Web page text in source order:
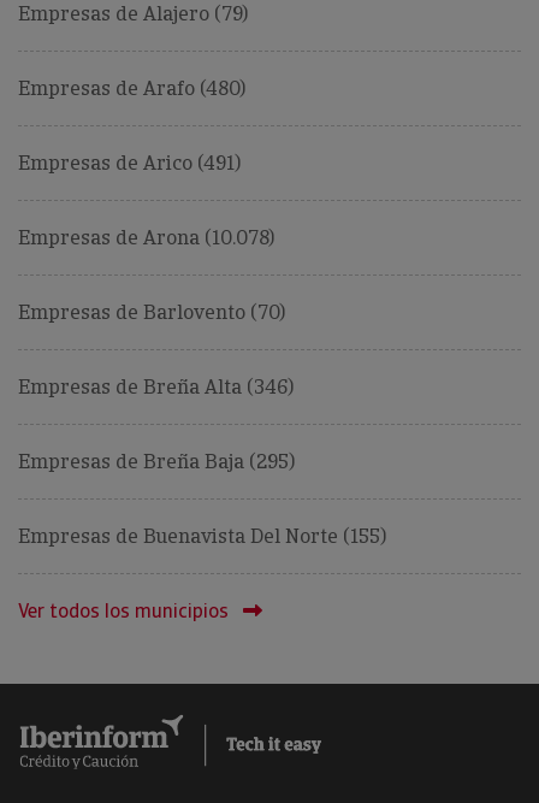
Empresas de Alajero (79)
Empresas de Arafo (480)
Empresas de Arico (491)
Empresas de Arona (10.078)
Empresas de Barlovento (70)
Empresas de Breña Alta (346)
Empresas de Breña Baja (295)
Empresas de Buenavista Del Norte (155)
Ver todos los municipios